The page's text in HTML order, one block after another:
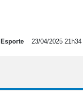
Esporte 23/04/2025 21h34